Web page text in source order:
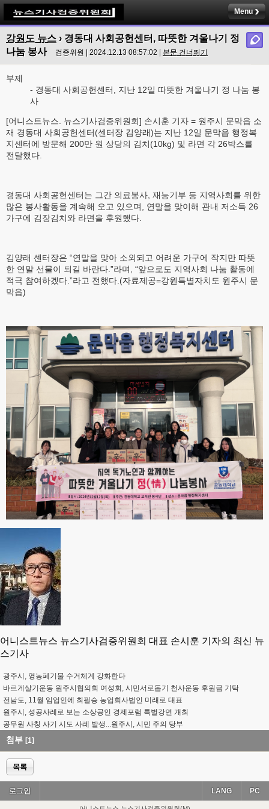
Menu
강원도 뉴스 › 경동대 사회공헌센터, 따뜻한 겨울나기 정
나눔 봉사
검증위원 | 2024.12.13 08:57:02 | 본문 건너뛰기
부제
- 경동대 사회공헌센터, 지난 12일 따뜻한 겨울나기 정 나눔 봉
사
[어니스트뉴스. 뉴스기사검증위원회] 손시훈 기자 = 원주시 문막읍 소
재 경동대 사회공헌센터(센터장 김양래)는 지난 12일 문막읍 행정복
지센터에 방문해 200만 원 상당의 김치(10kg) 및 라면 각 26박스를
전달했다.
경동대 사회공헌센터는 그간 의료봉사, 재능기부 등 지역사회를 위한
많은 봉사활동을 계속해 오고 있으며, 연말을 맞이해 관내 저소득 26
가구에 김장김치와 라면을 후원했다.
김양래 센터장은 “연말을 맞아 소외되고 어려운 가구에 작지만 따뜻
한 연말 선물이 되길 바란다.”라며, “앞으로도 지역사회 나눔 활동에
적극 참여하겠다.”라고 전했다.(자료제공=강원특별자치도 원주시 문
막읍)
어니스트뉴스 뉴스기사검증위원회 대표 손시훈 기자의 최신 뉴
스기사
광주시, 영농폐기물 수거체계 강화한다
바르게살기운동 원주시협의회 여성회, 시민서로돕기 천사운동 후원금 기탁
전남도, 11월 임업인에 최필승 농업회사법인 미래로 대표
원주시, 성공사례로 보는 소상공인 경제포럼 특별강연 개최
공무원 사칭 사기 시도 사례 발생...원주시, 시민 주의 당부
첨부 [1]
목록
로그인 PC
LANG